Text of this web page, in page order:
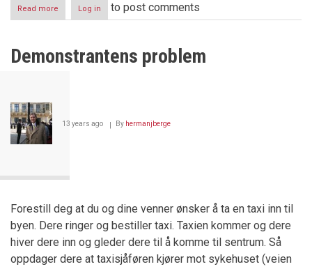
Read more
"VI
KORRUPT
SOM
Log in to post comments
Demonstrantens problem
13 years ago By hermanjberge
Forestill deg at du og dine venner ønsker å ta en taxi inn til
byen. Dere ringer og bestiller taxi. Taxien kommer og dere
hiver dere inn og gleder dere til å komme til sentrum. Så
oppdager dere at taxisjåføren kjører mot sykehuset (veien